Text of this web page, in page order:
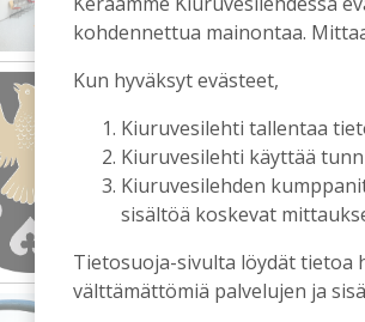
Kunta on
Tilaajille
Koulun historia
kohdennettua mainontaa.
Kun hyväksyt evästeet,
Kiuruvesilehti tallentaa
Kiuruvesilehti käyttää
Kiuruvesilehden
sisältöä koskevat
Tietosuoja-sivulta löydät tietoa
välttämättömiä palvelujen ja